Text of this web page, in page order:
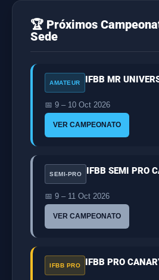
🏆 Próximos
Sede
AMATEUR IFBB MR
📅 9 – 10 Oct 2026
VER CAMPEONATO
SEMI-PRO IFBB SEMI PRO
📅 9 – 11 Oct 2026
VER CAMPEONATO
IFBB PRO IFBB PRO